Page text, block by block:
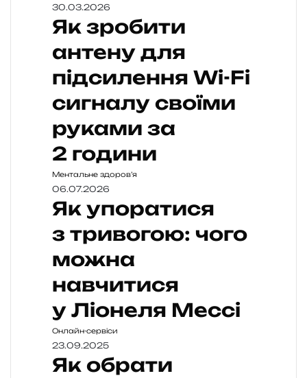
30.03.2026
Як зробити
антену для
підсилення Wi-Fi
сигналу своїми
руками за
2 години
Ментальне здоров’я
06.07.2026
Як упоратися
з тривогою: чого
можна
навчитися
у Ліонеля Мессі
Онлайн-сервіси
23.09.2025
Як обрати